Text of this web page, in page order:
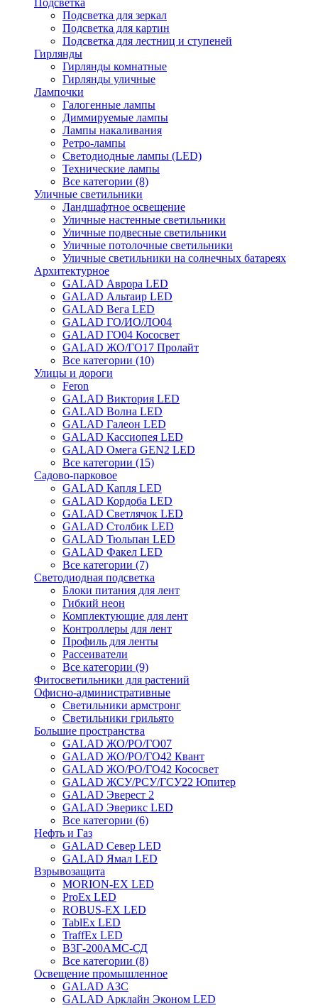
Подсветка
Подсветка для зеркал
Подсветка для картин
Подсветка для лестниц и ступеней
Гирлянды
Гирлянды комнатные
Гирлянды уличные
Лампочки
Галогенные лампы
Диммируемые лампы
Лампы накаливания
Ретро-лампы
Светодиодные лампы (LED)
Технические лампы
Все категории (8)
Уличные светильники
Ландшафтное освещение
Уличные настенные светильники
Уличные подвесные светильники
Уличные потолочные светильники
Уличные светильники на солнечных батареях
Архитектурное
GALAD Аврора LED
GALAD Альтаир LED
GALAD Вега LED
GALAD ГО/ИО/ЛО04
GALAD ГО04 Кососвет
GALAD ЖО/ГО17 Пролайт
Все категории (10)
Улицы и дороги
Feron
GALAD Виктория LED
GALAD Волна LED
GALAD Галеон LED
GALAD Кассиопея LED
GALAD Омега GEN2 LED
Все категории (15)
Садово-парковое
GALAD Капля LED
GALAD Кордоба LED
GALAD Светлячок LED
GALAD Столбик LED
GALAD Тюльпан LED
GALAD Факел LED
Все категории (7)
Светодиодная подсветка
Блоки питания для лент
Гибкий неон
Комплектующие для лент
Контроллеры для лент
Профиль для ленты
Рассеиватели
Все категории (9)
Фитосветильники для растений
Офисно-административные
Светильники армстронг
Светильники грильято
Большие пространства
GALAD ЖО/РО/ГО07
GALAD ЖО/РО/ГО42 Квант
GALAD ЖО/РО/ГО42 Кососвет
GALAD ЖСУ/РСУ/ГСУ22 Юпитер
GALAD Эверест 2
GALAD Эверикс LED
Все категории (6)
Нефть и Газ
GALAD Север LED
GALAD Ямал LED
Взрывозащита
MORION-EX LED
ProEx LED
ROBUS-EX LED
TablEx LED
TraffEx LED
В3Г-200АМС-СД
Все категории (8)
Освещение промышленное
GALAD АЗС
GALAD Арклайн Эконом LED